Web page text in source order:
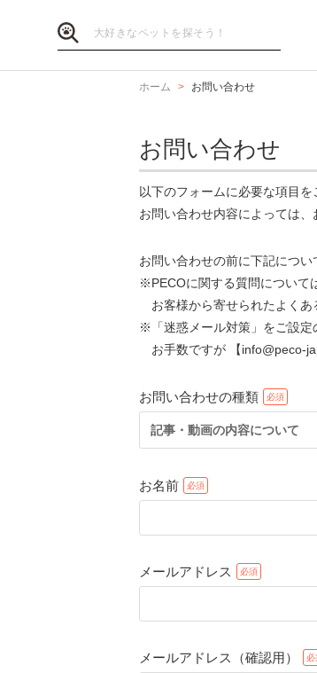
ホーム お問い合わせ
お問い合わせ
以下のフォームに必要な項目を
お問い合わせ内容によっては
お問い合わせの前に下記につい
※PECOに関する質問について
お客様から寄せられたよくあ
※「迷惑メール対策」をご設定
お手数ですが 【info@peco-
お問い合わせの種類
記事・動画の内容について
お名前
メールアドレス
メールアドレス（確認用）